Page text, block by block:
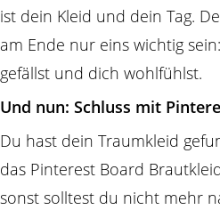
ist dein Kleid und dein Tag.
am Ende nur eins wichtig
gefällst und dich wohlfühlst.
Und nun: Schluss mit
Du hast dein Traumkleid
das Pinterest Board
sonst solltest du nicht mehr